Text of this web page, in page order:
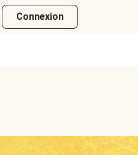
Connexion